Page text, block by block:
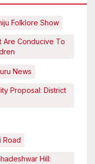
Folklore Show
Are Conducive To
News
Proposal: District
Road
Hill: